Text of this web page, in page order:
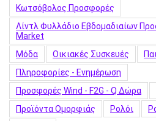
Κωτσόβολος Προσφορές
Λίντλ Φυλλάδιο Εβδομαδιαίων
Market
Μόδα
Οικιακές Συσκευές
Πληροφορίες - Ενημέρωση
Προσφορές Wind - F2G - Q Δώρα
Προϊόντα Ομορφιάς
Ρολόι